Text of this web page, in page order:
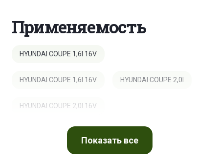
Применяемость
HYUNDAI COUPE 1,6I 16V
HYUNDAI COUPE 1,6I 16V HYUNDAI COUPE 2,0I
HYUNDAI COUPE 2,0I 16V
HYUNDAI COUPE 2,0I 16V FX
Показатьвсе